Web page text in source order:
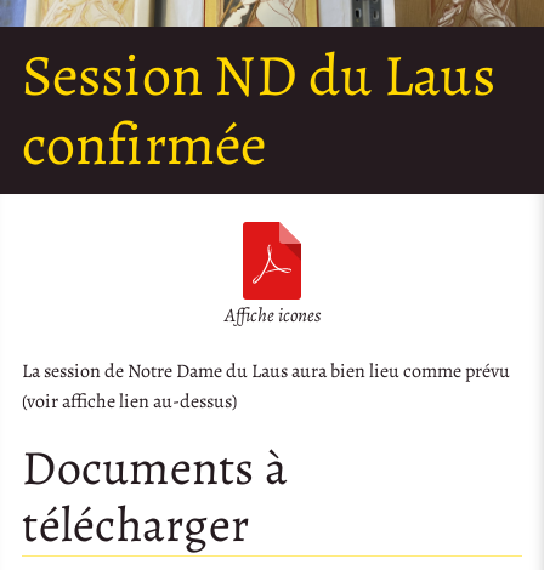
Session ND du Laus
confirmée
Affiche icones
La session de Notre Dame du Laus aura bien lieu comme prévu
(voir affiche lien au-dessus)
Documents à
télécharger